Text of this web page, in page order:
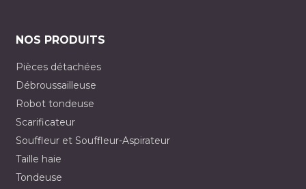
NOS PRODUITS
Pièces détachées
Débroussailleuse
Robot tondeuse
Scarificateur
Souffleur et Souffleur-Aspirateur
Taille haie
Tondeuse